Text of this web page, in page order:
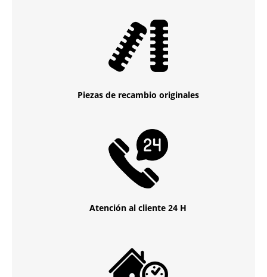
Piezas de recambio originales
Atención al cliente 24 H